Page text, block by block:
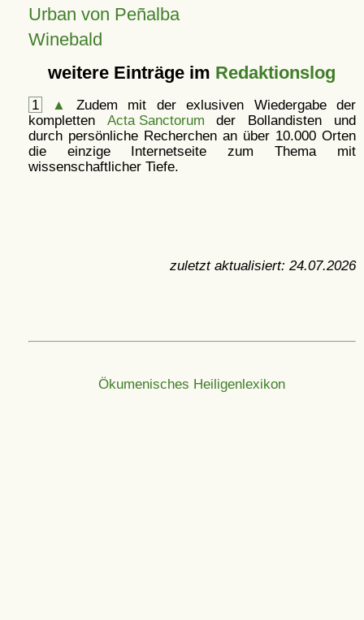
Urban von Peñalba
Winebald
weitere Einträge im Redaktionslog
1 ▲
Zudem mit der exlusiven Wiedergabe der
kompletten Acta Sanctorum der Bollandisten und
durch persönliche Recherchen an über 10.000 Orten
die einzige Internetseite zum Thema mit
wissenschaftlicher Tiefe.
zuletzt aktualisiert: 24.07.2026
Ökumenisches Heiligenlexikon